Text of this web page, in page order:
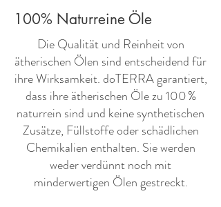
100% Naturreine Öle
​Die Qualität und Reinheit von
ätherischen Ölen sind entscheidend für
ihre Wirksamkeit. doTERRA garantiert,
dass ihre ätherischen Öle zu 100 %
naturrein sind und keine synthetischen
Zusätze, Füllstoffe oder schädlichen
Chemikalien enthalten. Sie werden
weder verdünnt noch mit
minderwertigen Ölen gestreckt.